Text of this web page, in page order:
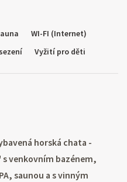
WI-FI (Internet)
Vyžití pro děti
horská chata -
venkovním bazénem,
saunou a s vinným